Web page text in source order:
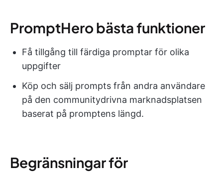
PromptHero bästa funktioner
Få tillgång till färdiga promptar för olika
uppgifter
Köp och sälj prompts från andra användare
på den communitydrivna marknadsplatsen
baserat på promptens längd.
Begränsningar för